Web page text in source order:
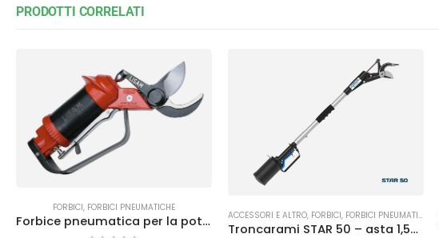
PRODOTTI CORRELATI
FORBICI, FORBICI PNEUMATICHE
Forbice pneumatica per la potatura Sly Asta ACCESSORI E ALTRO, FORBICI, FORBICI PNEUMATICHE
Troncarami STAR 50 – asta 1,50 m Campagnola